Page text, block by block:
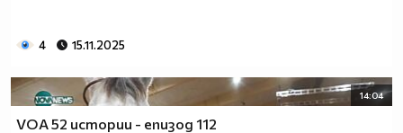
4 15.11.2025
14:04
VOA 52 истории - епизод 112